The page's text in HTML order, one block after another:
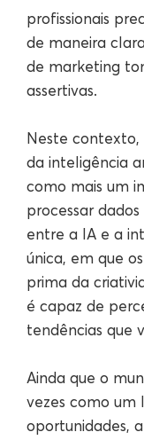
profissionais
de maneira
de marketing
assertivas.
Neste contexto,
da inteligência
como mais um
processar
entre a IA e a
única, em que
prima da
é capaz de
tendências que
Ainda que o
vezes como
oportunidades,